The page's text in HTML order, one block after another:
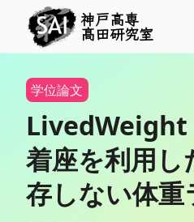
神戸高専
髙田研究室
ニュース
プロジェクト
メンバー
研究業績
学位論文
学位論文
LivedWeight
着座を利用し
存しない体